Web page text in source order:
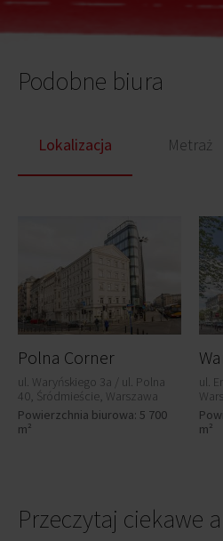
Podobne biura
Lokalizacja Metraż
Polna Corner
ul. Waryńskiego 3a / ul. Polna
40, Śródmieście, Warszawa
Powierzchnia biurowa: 5 700
m²
ul.
m²
Przeczytaj ciekawe